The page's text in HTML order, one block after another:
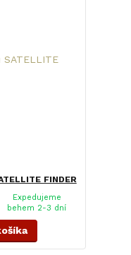
FINDER
Expedujeme
behem 2-3 dní